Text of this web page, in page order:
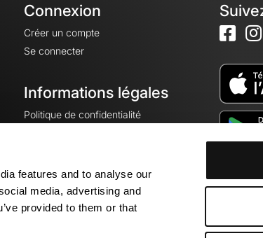
features and to analyse our
media, advertising and
provided to them or that
Connexion
Créer un compte
Se connecter
Informations légales
Politique de confidentialité
Mentions légales
Paramètres des cookies